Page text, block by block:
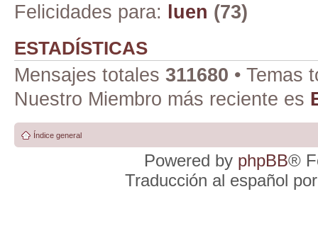
Felicidades para: luen (73)
ESTADÍSTICAS
Mensajes totales 311680 • Temas
Nuestro Miembro más reciente es
Índice general
Powered by phpBB®
Traducción al español